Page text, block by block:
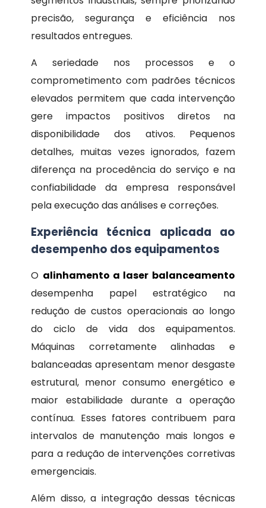
precisão, segurança e eficiência nos
resultados entregues.
A seriedade nos processos e o
comprometimento com padrões técnicos
elevados permitem que cada intervenção
gere impactos positivos diretos na
disponibilidade dos ativos. Pequenos
detalhes, muitas vezes ignorados, fazem
diferença na procedência do serviço e na
confiabilidade da empresa responsável
pela execução das análises e correções.
Experiência técnica aplicada ao
desempenho dos equipamentos
O alinhamento a laser balanceamento
desempenha papel estratégico na
redução de custos operacionais ao longo
do ciclo de vida dos equipamentos.
Máquinas corretamente alinhadas e
balanceadas apresentam menor desgaste
estrutural, menor consumo energético e
maior estabilidade durante a operação
contínua. Esses fatores contribuem para
intervalos de manutenção mais longos e
para a redução de intervenções corretivas
emergenciais.
Além disso, a integração dessas técnicas